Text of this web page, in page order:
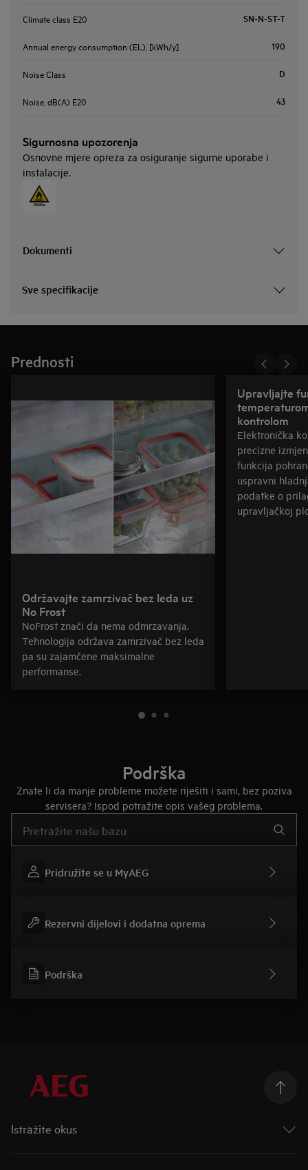
Climate class E20 SN-N-ST-T
Annual energy consumption (EL), [kWh/y] 190
Noise Class D
Noise, dB(A) E20 43
Sigurnosna upozorenja
Osnovne mjere opreza za osiguranje sigurne uporabe i
instalacije.
Dokumenti
Sve specifikacije
Prednosti
Održavajte zamrzivač bez leda uz
No Frost
NoFrost znači da nema odmrzavanja.
Tehnologija održava zamrzivač bez leda
pa su zajamčene maksimalne
performanse.
Upravljajte
kontrolom
Elektronička
precizne
funkcija
uspravni
podatke o
upravljačkoj
Podrška
Znate li da manje probleme možete riješiti i sami, bez poziva
servisera? Ispod potražite opis vašeg problema.
Pridružite se u MyAEG
Rezervni dijelovi i dodatna oprema
Podrška
Istražite okus